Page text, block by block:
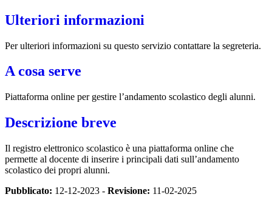
Ulteriori informazioni
Per ulteriori informazioni su questo servizio contattare la segreteria.
A cosa serve
Piattaforma online per gestire l’andamento scolastico degli alunni.
Descrizione breve
Il registro elettronico scolastico è una piattaforma online che
permette al docente di inserire i principali dati sull’andamento
scolastico dei propri alunni.
Pubblicato: 12-12-2023 - Revisione: 11-02-2025